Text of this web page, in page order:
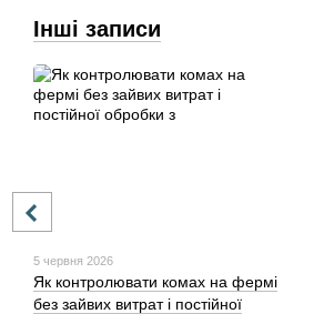
Інші записи
5 червня 2026
Як контролювати комах на фермі
без зайвих витрат і постійної